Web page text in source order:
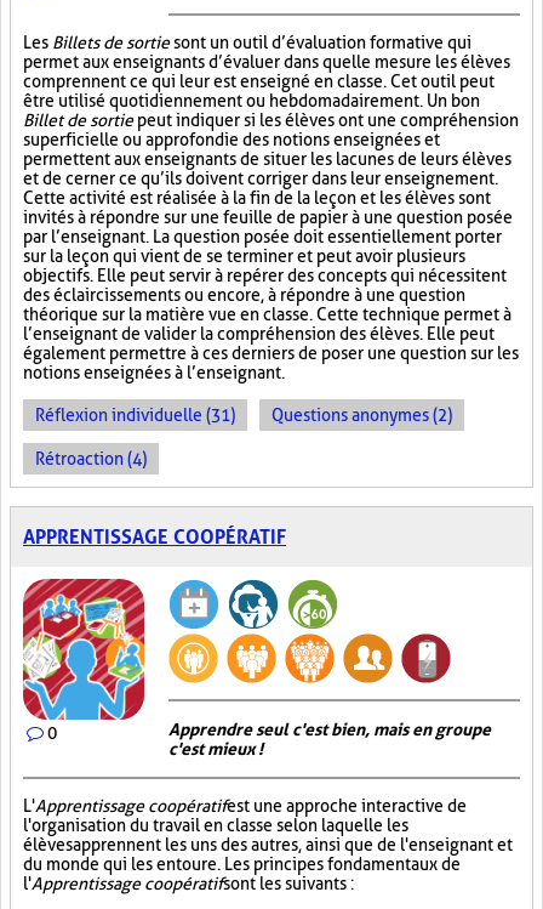
Les Billets de sortiesont un outil d’évaluation formative qui
permet aux enseignants d’évaluer dans quelle mesure les élèves
comprennent ce qui leur est enseigné en classe. Cet outil peut
être utilisé quotidiennement ou hebdomadairement. Un bon
Billet de sortiepeut indiquer si les élèves ont une compréhension
superficielle ou approfondie des notions enseignées et
permettent aux enseignants de situer les lacunes de leurs élèves
et de cerner ce qu’ils doivent corriger dans leur enseignement.
Cette activité est réalisée à la fin de la leçon et les élèves sont
invités à répondre sur une feuille de papier à une question posée
par l’enseignant. La question posée doit essentiellement porter
sur la leçon qui vient de se terminer et peut avoir plusieurs
objectifs. Elle peut servir à repérer des concepts qui nécessitent
des éclaircissements ou encore, à répondre à une question
théorique sur la matière vue en classe. Cette technique permet à
l’enseignant de valider la compréhension des élèves. Elle peut
également permettre à ces derniers de poser une question sur les
notions enseignées à l’enseignant.
Réflexion individuelle (31) Questions anonymes (2)
Rétroaction (4)
APPRENTISSAGE COOPÉRATIF
0
Apprendre seul c'est bien, mais en groupe
c'est mieux !
L'Apprentissage coopératifest une approche interactive de
l'organisation du travail en classe selon laquelle les
élèves apprennent les uns des autres, ainsi que de l'enseignant et
du monde qui les entoure. Les principes fondamentaux de
l'Apprentissage coopératifsont les suivants :